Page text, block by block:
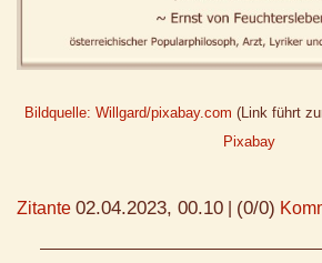
Bildquelle: Willgard/pixabay.com (Link führt
Pixabay
Zitante 02.04.2023, 00.10 (0/0)